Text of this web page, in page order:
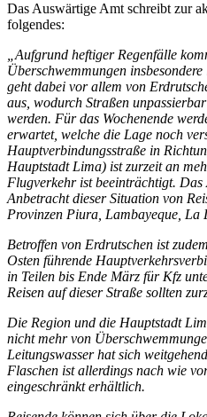
Das Auswärtige Amt schreibt zur
folgendes:
„Aufgrund heftiger Regenfälle
Überschwemmungen
geht dabei vor allem von
aus, wodurch Straßen
werden. Für das Wochenende
erwartet, welche die Lage noch
Hauptverbindungsstraße in
Hauptstadt Lima) ist zurzeit an
Flugverkehr ist beeinträchtigt.
Anbetracht dieser Situation von
Provinzen Piura, Lambayeque, La
Betroffen von Erdrutschen ist
Osten führende
in Teilen bis Ende März für Kfz
Reisen auf dieser Straße sollten
Die Region und die Hauptstadt
nicht mehr von
Leitungswasser hat sich
Flaschen ist allerdings nach wie
eingeschränkt erhältlich.